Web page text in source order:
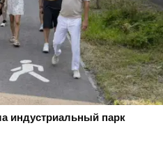
индустриальный парк